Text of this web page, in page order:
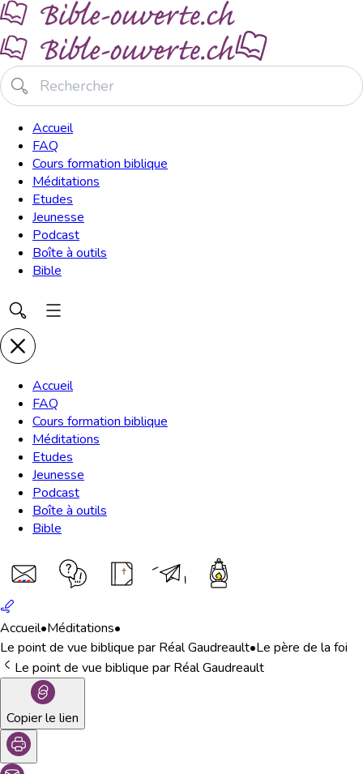
Accueil
FAQ
Cours formation biblique
Méditations
Etudes
Jeunesse
Podcast
Boîte à outils
Bible
Accueil
FAQ
Cours formation biblique
Méditations
Etudes
Jeunesse
Podcast
Boîte à outils
Bible
Accueil•Méditations•
Le point de vue biblique par Réal Gaudreault•Le père de la foi
Le point de vue biblique par Réal Gaudreault
Copier le lien